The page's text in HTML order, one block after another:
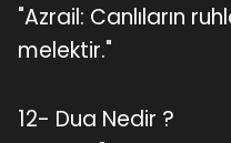
"Azrail: Canlıların
melektir."
12- Dua Nedir ?